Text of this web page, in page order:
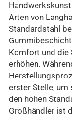
Arten von
Standardstahl
Komfort und die
erhöhen.
erster Stelle, um
den hohen
Großhändler ist